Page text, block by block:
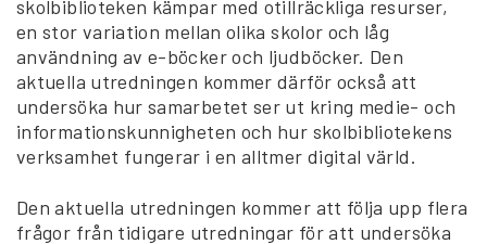
skolbiblioteken kämpar med otillräckliga resurser,
en stor variation mellan olika skolor och låg
användning av e-böcker och ljudböcker. Den
aktuella utredningen kommer därför också att
undersöka hur samarbetet ser ut kring medie- och
informationskunnigheten och hur skolbibliotekens
verksamhet fungerar i en alltmer digital värld.
Den aktuella utredningen kommer att följa upp flera
frågor från tidigare utredningar för att undersöka